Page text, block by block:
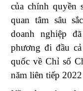
của chính quyền
quan tâm sâu
doanh nghiệp
phương đi đầu
quốc về Chỉ số
năm liên tiếp